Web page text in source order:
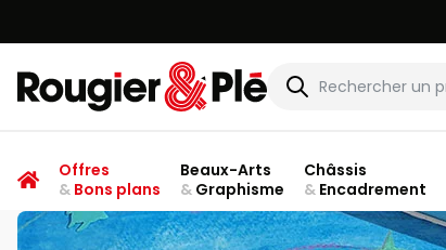
Rougier & Plé
Offres
&Bons plans
Beaux-Arts
&Graphisme
Châssis
&Encadrement